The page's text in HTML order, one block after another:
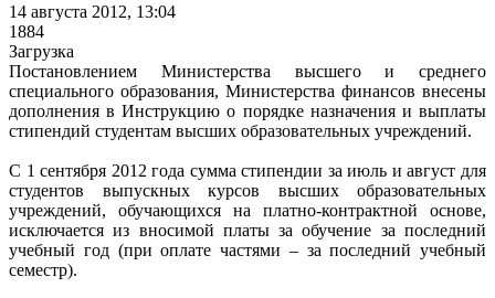
14 августа 2012, 13:04
1884
Загрузка
Постановлением Министерства высшего и среднего
специального образования, Министерства финансов внесены
дополнения в Инструкцию о порядке назначения и выплаты
стипендий студентам высших образовательных учреждений.
С 1 сентября 2012 года сумма стипендии за июль и август для
студентов выпускных курсов высших образовательных
учреждений, обучающихся на платно-контрактной основе,
исключается из вносимой платы за обучение за последний
учебный год (при оплате частями – за последний учебный
семестр).